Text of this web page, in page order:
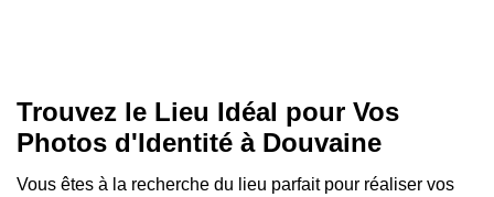
Trouvez le Lieu Idéal pour Vos
Photos d'Identité à Douvaine
Vous êtes à la recherche du lieu parfait pour réaliser vos